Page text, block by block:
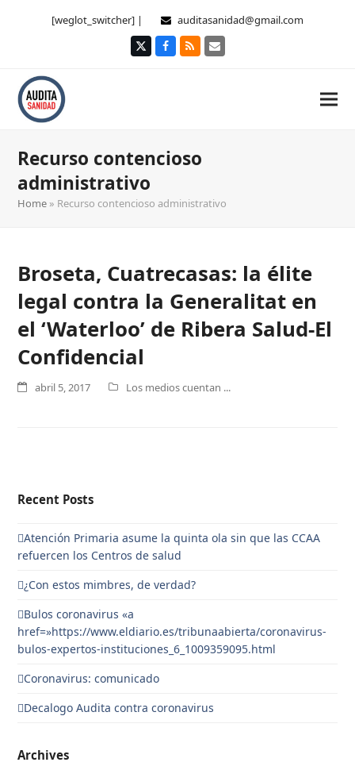
[weglot_switcher] | auditasanidad@gmail.com
TwitterFacebook
RSS Correo
Recurso contencioso
administrativo
Home » Recurso contencioso administrativo
Broseta, Cuatrecasas: la élite
legal contra la Generalitat en
el ‘Waterloo’ de Ribera Salud-El
Confidencial
abril 5, 2017 Los medios cuentan ...
Recent Posts
Atención Primaria asume la quinta ola sin que las CCAA
refuercen los Centros de salud
¿Con estos mimbres, de verdad?
Bulos coronavirus «a
href=»https://www.eldiario.es/tribunaabierta/coronavirus-
bulos-expertos-instituciones_6_1009359095.html
Coronavirus: comunicado
Decalogo Audita contra coronavirus
Archives